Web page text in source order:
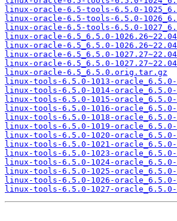
linux-oracle-6.5-tools-6.5.0-
linux-oracle-6.5-tools-6.5.0-
linux-oracle-6.5-tools-6.5.0-
linux-oracle-6.5_6.5.0-
linux-oracle-6.5_6.5.0-
linux-oracle-6.5_6.5.0-
linux-oracle-6.5_6.5.0-
linux-oracle-6.5_6.5.0.orig.tar.gz
linux-tools-6.5.0-1013-oracle_6.5.0-
linux-tools-6.5.0-1014-oracle_6.5.0-
linux-tools-6.5.0-1015-oracle_6.5.0-
linux-tools-6.5.0-1016-oracle_6.5.0-
linux-tools-6.5.0-1018-oracle_6.5.0-
linux-tools-6.5.0-1019-oracle_6.5.0-
linux-tools-6.5.0-1020-oracle_6.5.0-
linux-tools-6.5.0-1021-oracle_6.5.0-
linux-tools-6.5.0-1023-oracle_6.5.0-
linux-tools-6.5.0-1024-oracle_6.5.0-
linux-tools-6.5.0-1025-oracle_6.5.0-
linux-tools-6.5.0-1026-oracle_6.5.0-
linux-tools-6.5.0-1027-oracle_6.5.0-